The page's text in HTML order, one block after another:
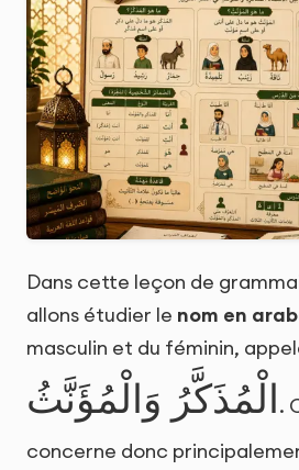
Dans cette leçon de
allons étudier le nom en
masculin et du féminin,
الْمُذَكَّرُ وَالْمُؤَنَّثُ
.
concerne donc